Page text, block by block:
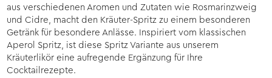
aus verschiedenen Aromen und Zutaten wie Rosmarinzweig
und Cidre, macht den Kräuter-Spritz zu einem besonderen
Getränk für besondere Anlässe. Inspiriert vom klassischen
Aperol Spritz, ist diese Spritz Variante aus unserem
Kräuterlikör eine aufregende Ergänzung für Ihre
Cocktailrezepte.